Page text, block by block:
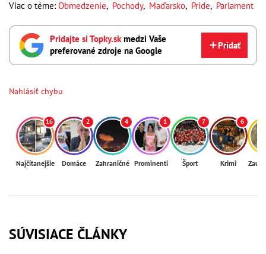
Viac o téme: Obmedzenie, Pochody, Maďarsko, Pride, Parlament
Pridajte si Topky.skmedzi Vaše
preferované zdroje na Google
Pridať
Nahlásiť chybu
16
Najčítanejšie
2
Domáce
4
Zahraničné
1
Prominenti
7
Šport
6
Krimi
SÚVISIACE ČLÁNKY